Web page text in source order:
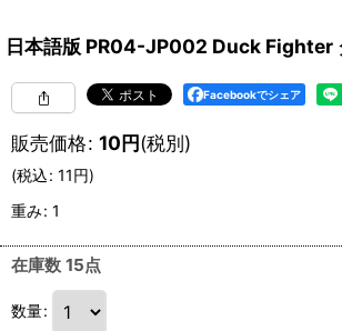
日本語版 PR04-JP002 Duck Fighter
Facebookでシェア
販売価格: 10円(税別)
(税込: 11円)
重み: 1
在庫数 15点
数量: